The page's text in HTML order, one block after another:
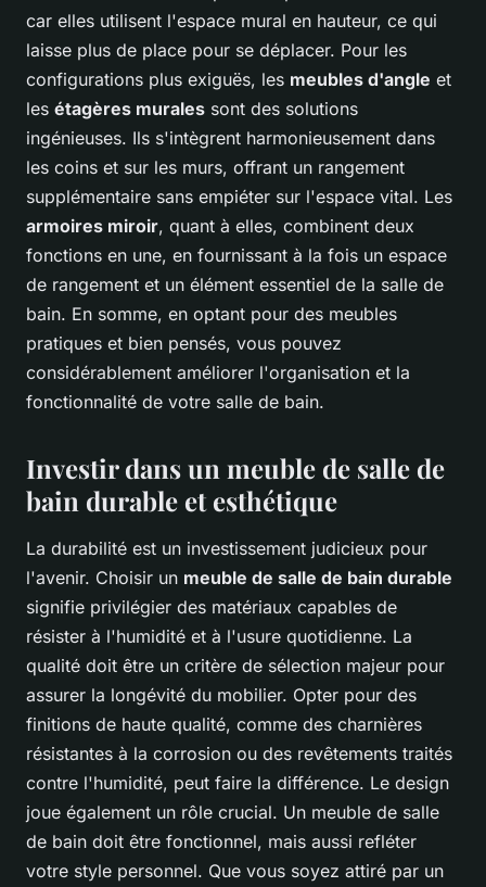
car elles utilisent l'espace mural en hauteur, ce qui
laisse plus de place pour se déplacer. Pour les
configurations plus exiguës, les meubles d'angle et
les étagères murales sont des solutions
ingénieuses. Ils s'intègrent harmonieusement dans
les coins et sur les murs, offrant un rangement
supplémentaire sans empiéter sur l'espace vital. Les
armoires miroir, quant à elles, combinent deux
fonctions en une, en fournissant à la fois un espace
de rangement et un élément essentiel de la salle de
bain. En somme, en optant pour des meubles
pratiques et bien pensés, vous pouvez
considérablement améliorer l'organisation et la
fonctionnalité de votre salle de bain.
Investir dans un meuble de salle de
bain durable et esthétique
La durabilité est un investissement judicieux pour
l'avenir. Choisir un meuble de salle de bain durable
signifie privilégier des matériaux capables de
résister à l'humidité et à l'usure quotidienne. La
qualité doit être un critère de sélection majeur pour
assurer la longévité du mobilier. Opter pour des
finitions de haute qualité, comme des charnières
résistantes à la corrosion ou des revêtements traités
contre l'humidité, peut faire la différence. Le design
joue également un rôle crucial. Un meuble de salle
de bain doit être fonctionnel, mais aussi refléter
votre style personnel. Que vous soyez attiré par un